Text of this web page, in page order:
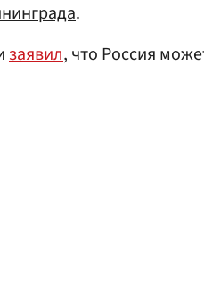
.
заявил, что Россия